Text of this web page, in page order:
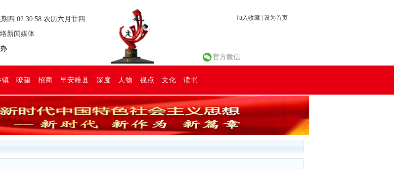
四 02:30:59 农历六月廿四
新闻媒体
加入收藏 设为首页
官方微信
镇 瞭望 招商 早安睢县 深度 人物 视点 文化 读书